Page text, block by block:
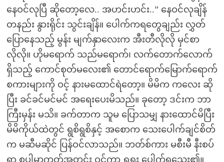
နေဝင်လုပြီ ဆိုတော့လေ.. အဟင်းဟင်း..” နေဝင်လုချိန်
တနည်း နွားရိုင်း သွင်းချိန်။ ပေါက်ကရတွေချည်း လွှတ်
ပြောနေသည့် မွန်း မျက်နှာလေးက အီးတီလိုလို မှင်စာ
လိုလို။ ဟိုမရောက် သည်မရောက်၊ လက်တောက်လောက်
ရှိသည့် ကောင်စုတ်မလေး၏ တောင်ရောက်မြောက်ရောက်
စကားများကို ဝင့် နားမထောင်ရဲတော့။ မိမိက ကလေး ဆို
ပြီး ခင်ခင်မင်မင် အရေးပေးမိသည်။ ခုတော့ ဒင်းက ဘာ
ကြီးမှန်း မသိ။ ခက်တာက သူမ ပြောသမျှ နားထောင်မိပြီး
မိမိကိုယ်ထဲတွင် ရွစိရွစိနှင့် အစောက သေးပေါက်ချင်စိတ်
က မဆီမဆိုင် ပြန်ဝင်လာသည်။ ဘတ်စ်ကား မစီးမီ နီးစပ်
ရာ စူပါမာ့ကတ်အတွင်း ဝင်ကာ ရှူရှူး ပေါက်ရသေး၏။